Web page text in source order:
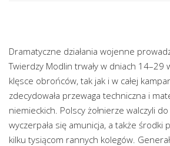
Dramatyczne działania wojenne
Twierdzy Modlin trwały w dniach 14–29
klęsce obrońców, tak jak i w całej
zdecydowała przewaga techniczna i
niemieckich. Polscy żołnierze walczyli
wyczerpała się amunicja, a także
kilku tysiącom rannych kolegów.